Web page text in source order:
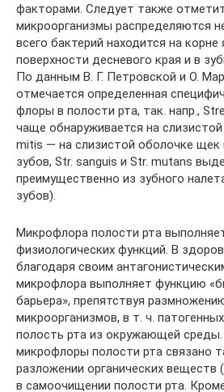
факторами. Следует также
микроорганизмы распределяются
всего бактерий находится на корне
поверхности десневого края и в
По данным В. Г. Петровской и О.
отмечается определенная
флоры в полости рта, так. напр.,
чаще обнаруживается на
mitis — на слизистой оболочке щек
зубов, Str. sanguis и Str. mutans
преимущественно из зубного
зубов).
Микрофлора полости рта
физиологических функций. В
благодаря своим
микрофлора выполняет функцию
барьера», препятствуя
микроорганизмов, в т. ч.
полость рта из окружающей среды.
микрофлоры полости рта связано
разложении органических веществ
в самоочищении полости рта.